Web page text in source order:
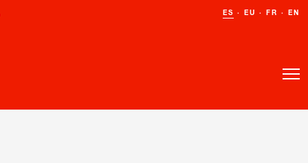
ES · EU · FR · EN
ES · EU · FR · EN